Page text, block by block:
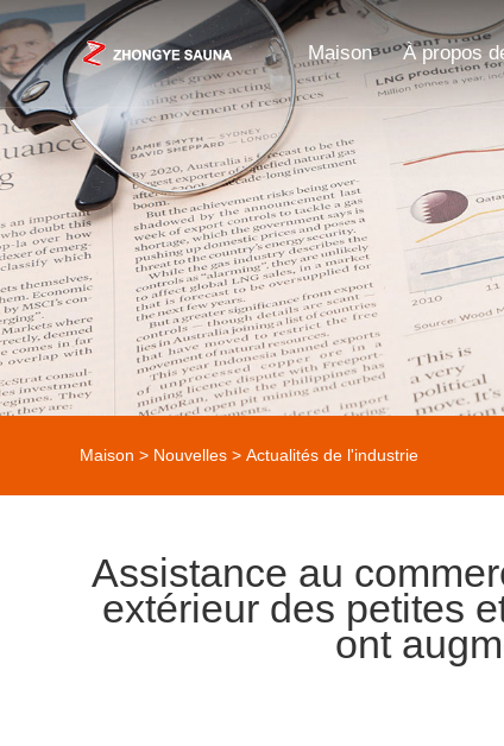
Maison À propos
Maison > Nouvelles >Actualités de l'industrie
Assistance au
extérieur des petites
ont